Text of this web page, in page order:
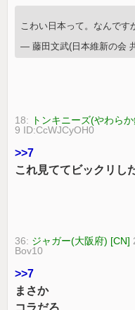
こわい日本って。なんです
— 藤田文武(日本維新の会
18: トンキニーズ(やわら
9 ID:CcWJCyOH0
>>7
これ見ててビックリし
36: ジャガー(大阪府) [CN]
Bov10
>>7
まさか